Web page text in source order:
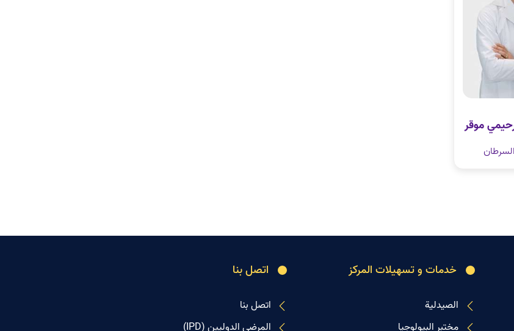
موقر
خدمات و تسهیلات المرکز
الصیدلیة
مختبر البیولوجیا
اتصل بنا
اتصل بنا
المرضی الدولیین (IPD)